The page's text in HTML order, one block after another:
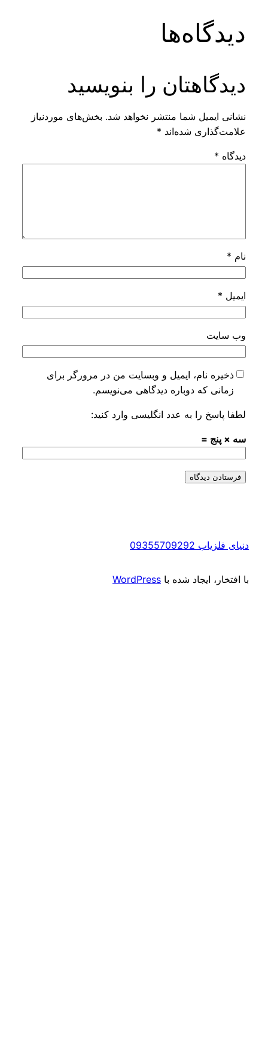
را بنویسید
شما منتشر نخواهد شد. بخش‌های موردنیاز
شده‌اند*
ایمیل و وبسایت من در مرورگر برای
دوباره دیدگاهی می‌نویسم.
به عدد انگلیسی وارد کنید:
شده باWordPress